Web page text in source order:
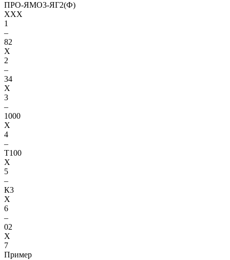
ПРО-ЯМО3-ЯГ2(Ф)
XXX
1
–
82
X
2
–
34
X
3
–
1000
X
4
–
Т100
X
5
–
К3
X
6
–
02
X
7
Пример